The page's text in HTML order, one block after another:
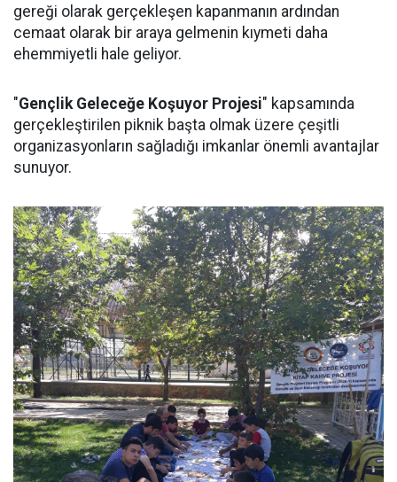
gereği olarak gerçekleşen kapanmanın ardından
cemaat olarak bir araya gelmenin kıymeti daha
ehemmiyetli hale geliyor.
"Gençlik Geleceğe Koşuyor Projesi" kapsamında
gerçekleştirilen piknik başta olmak üzere çeşitli
organizasyonların sağladığı imkanlar önemli avantajlar
sunuyor.